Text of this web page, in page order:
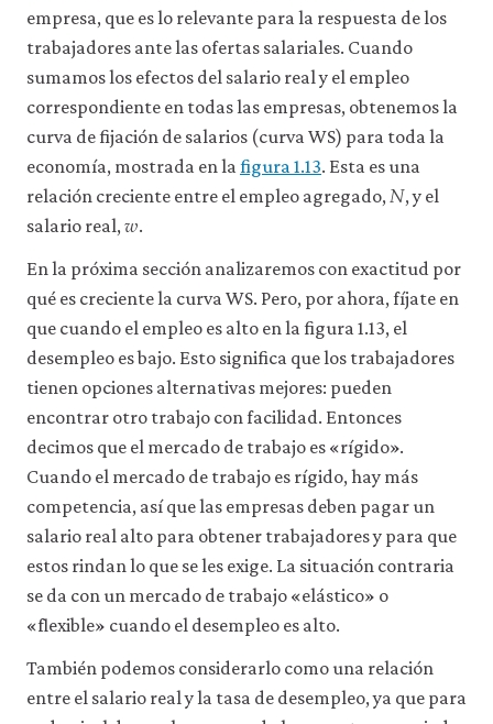
empresa, que es lo relevante para la respuesta de los
trabajadores ante las ofertas salariales. Cuando
sumamos los efectos del salario real y el empleo
correspondiente en todas las empresas, obtenemos la
curva de fijación de salarios (curva WS) para toda la
economía, mostrada en la figura 1.13. Esta es una
relación creciente entre el empleo agregado, 𝑁
N, y el
salario real, 𝑤.
En la próxima sección analizaremos con exactitud por
qué es creciente la curva WS. Pero, por ahora, fíjate en
que cuando el empleo es alto en la figura 1.13, el
desempleo es bajo. Esto significa que los trabajadores
tienen opciones alternativas mejores: pueden
encontrar otro trabajo con facilidad. Entonces
decimos que el mercado de trabajo es «rígido».
Cuando el mercado de trabajo es rígido, hay más
competencia, así que las empresas deben pagar un
salario real alto para obtener trabajadores y para que
estos rindan lo que se les exige. La situación contraria
se da con un mercado de trabajo «elástico» o
«flexible» cuando el desempleo es alto.
También podemos considerarlo como una relación
entre el salario real y la tasa de desempleo, ya que para